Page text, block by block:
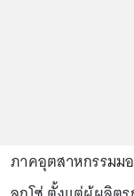
ภาคอุตสาหกรรมม